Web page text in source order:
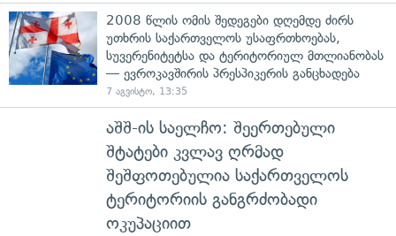
2008 წლის ომის შედეგები დღემდე ძირს
უთხრის საქართველოს უსაფრთხოებას,
სუვერენიტეტსა და ტერიტორიულ მთლიანობას
— ევროკავშირის პრესპიკერის განცხადება
7 აგვისტო, 13:35
აშშ-ის საელჩო: შეერთებული
შტატები კვლავ ღრმად
შეშფოთებულია საქართველოს
ტერიტორიის განგრძობადი
ოკუპაციით